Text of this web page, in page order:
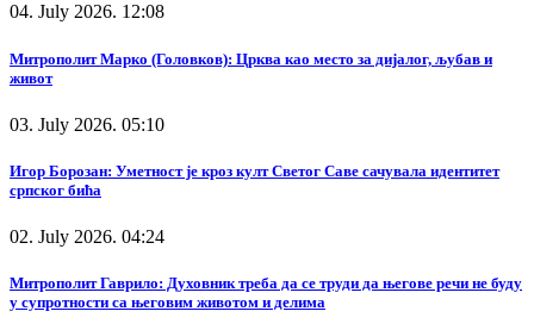
04. July 2026. 12:08
Митрополит Марко (Головков): Црква као место за дијалог, љубав и
живот
03. July 2026. 05:10
Игор Борозан: Уметност је кроз култ Светог Саве сачувала идентитет
српског бића
02. July 2026. 04:24
Митрополит Гаврило: Духовник треба да се труди да његове речи не буду
у супротности са његовим животом и делима